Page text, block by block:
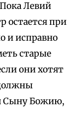
Левий
остается при
и исправно
старые
они хотят
Сыну Божию,